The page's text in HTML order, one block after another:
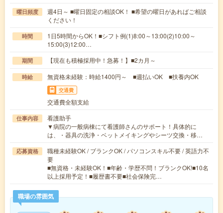
曜日頻度
週4日～ ■曜日固定の相談OK！ ■希望の曜日があればご相談
ください！
時間
1日5時間からOK！■シフト例(1)8:00～13:00(2)10:00～
15:00(3)12:00…
期間 【現在も積極採用中！急募！】■2カ月～
時給 無資格未経験：時給1400円～ ■週払いOK ■扶養内OK
交通費
交通費全額支給
仕事内容
看護助手
▼病院の一般病棟にて看護師さんのサポート！具体的に
は、・器具の洗浄・ベットメイキングやシーツ交換・移…
応募資格
職種未経験OK / ブランクOK / パソコンスキル不要 / 英語力不
要
■無資格・未経験OK！■年齢・学歴不問！ブランクOK!■10名
以上採用予定！■履歴書不要■社会保険完…
職場の雰囲気